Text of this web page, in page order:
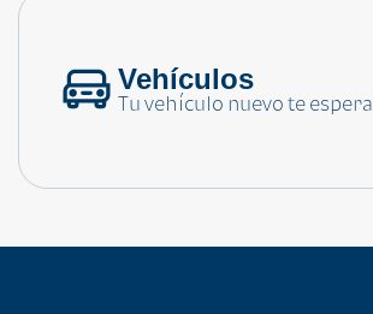
Vehículos
Tu vehículo nuevo te espera